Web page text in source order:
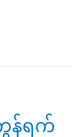
န်ရက်